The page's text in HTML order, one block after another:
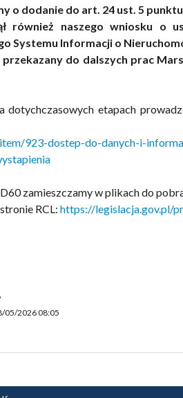
o dodanie do art. 24 ust. 5
również naszego wniosku o
Systemu Informacji o
do dalszych prac
dotychczasowych etapach
923-dostep-do-danych-i-
zamieszczamy w plikach do
RCL: https://legislacja.gov.pl/
05/2026 08:05